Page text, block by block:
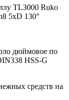
TL3000 Ruko
5xD 130°
дюймовое по
HSS-G
средств на